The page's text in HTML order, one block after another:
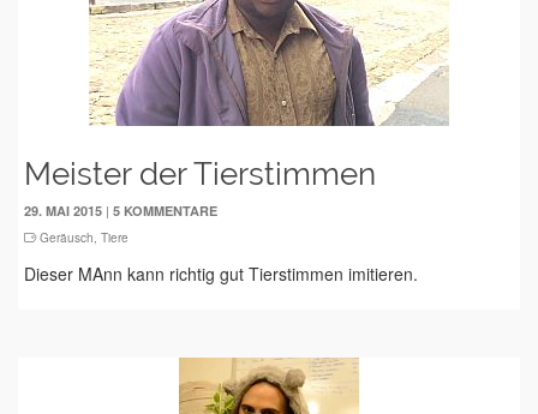
Meister der Tierstimmen
29. MAI 2015 | 5 KOMMENTARE
Geräusch, Tiere
Dieser MAnn kann richtig gut Tierstimmen imitieren.